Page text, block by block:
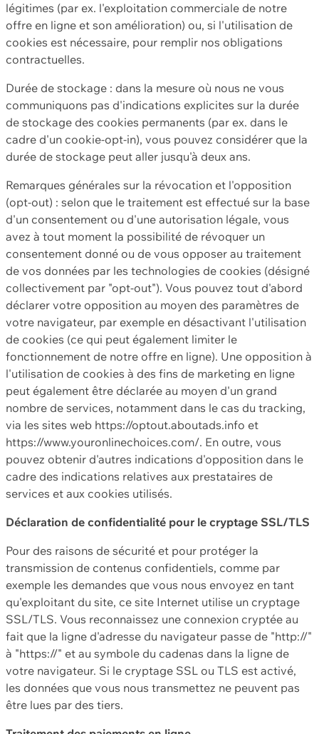
légitimes (par ex. l'exploitation commerciale de notre
offre en ligne et son amélioration) ou, si l'utilisation de
cookies est nécessaire, pour remplir nos obligations
contractuelles.
Durée de stockage : dans la mesure où nous ne vous
communiquons pas d'indications explicites sur la durée
de stockage des cookies permanents (par ex. dans le
cadre d'un cookie-opt-in), vous pouvez considérer que la
durée de stockage peut aller jusqu'à deux ans.
Remarques générales sur la révocation et l'opposition
(opt-out) : selon que le traitement est effectué sur la base
d'un consentement ou d'une autorisation légale, vous
avez à tout moment la possibilité de révoquer un
consentement donné ou de vous opposer au traitement
de vos données par les technologies de cookies (désigné
collectivement par "opt-out"). Vous pouvez tout d'abord
déclarer votre opposition au moyen des paramètres de
votre navigateur, par exemple en désactivant l'utilisation
de cookies (ce qui peut également limiter le
fonctionnement de notre offre en ligne). Une opposition à
l'utilisation de cookies à des fins de marketing en ligne
peut également être déclarée au moyen d'un grand
nombre de services, notamment dans le cas du tracking,
via les sites web https://optout.aboutads.info et
https://www.youronlinechoices.com/. En outre, vous
pouvez obtenir d'autres indications d'opposition dans le
cadre des indications relatives aux prestataires de
services et aux cookies utilisés.
Déclaration de confidentialité pour le cryptage SSL/TLS
Pour des raisons de sécurité et pour protéger la
transmission de contenus confidentiels, comme par
exemple les demandes que vous nous envoyez en tant
qu'exploitant du site, ce site Internet utilise un cryptage
SSL/TLS. Vous reconnaissez une connexion cryptée au
fait que la ligne d'adresse du navigateur passe de "http://"
à "https://" et au symbole du cadenas dans la ligne de
votre navigateur. Si le cryptage SSL ou TLS est activé,
les données que vous nous transmettez ne peuvent pas
être lues par des tiers.